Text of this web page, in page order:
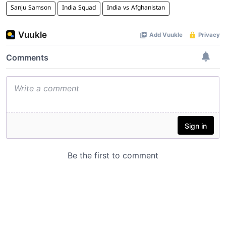
Sanju Samson India Squad India vs Afghanistan